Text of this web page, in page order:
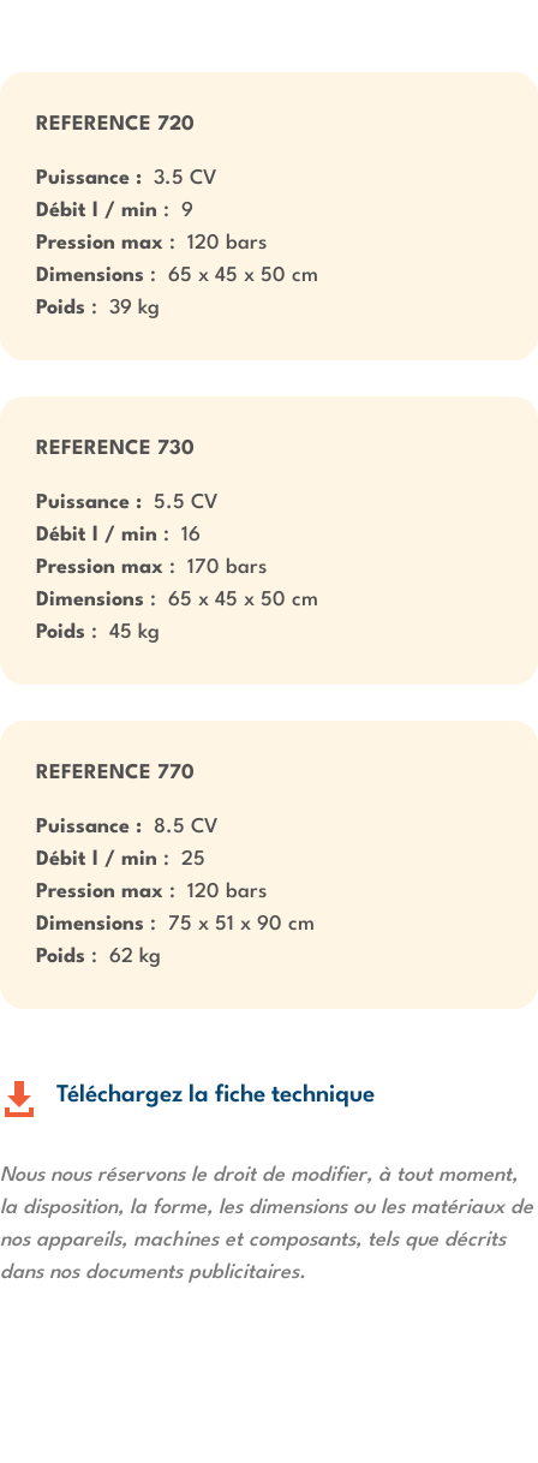
REFERENCE 720
Puissance : 3.5 CV
Débit l / min : 9
Pression max : 120 bars
Dimensions : 65 x 45 x 50 cm
Poids : 39 kg
REFERENCE 730
Puissance : 5.5 CV
Débit l / min : 16
Pression max : 170 bars
Dimensions : 65 x 45 x 50 cm
Poids : 45 kg
REFERENCE 770
Puissance : 8.5 CV
Débit l / min : 25
Pression max : 120 bars
Dimensions : 75 x 51 x 90 cm
Poids : 62 kg
 Téléchargez la fiche technique
Nous nous réservons le droit de modifier, à tout moment,
la disposition, la forme, les dimensions ou les matériaux de
nos appareils, machines et composants, tels que décrits
dans nos documents publicitaires.